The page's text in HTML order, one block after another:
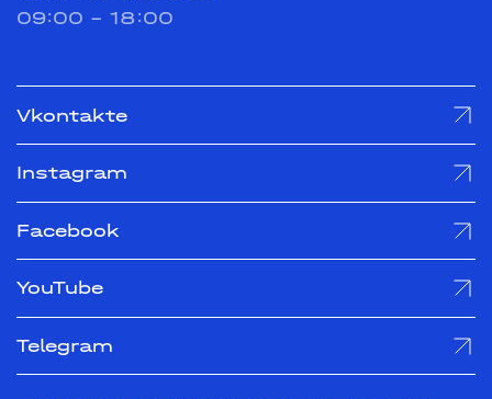
09:00 - 18:00
Vkontakte
Instagram
Facebook
YouTube
Telegram